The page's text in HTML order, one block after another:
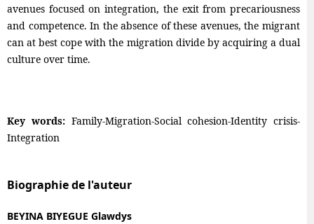
avenues focused on integration, the exit from precariousness
and competence. In the absence of these avenues, the migrant
can at best cope with the migration divide by acquiring a dual
culture over time.
Key words:Family-Migration-Social cohesion-Identity crisis-
Integration
Biographie de l'auteur
BEYINA BIYEGUE Glawdys